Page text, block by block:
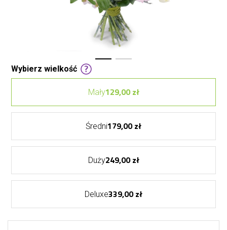
Wybierz wielkość
Mały129,00 zł
Średni179,00 zł
Duży249,00 zł
Deluxe339,00 zł